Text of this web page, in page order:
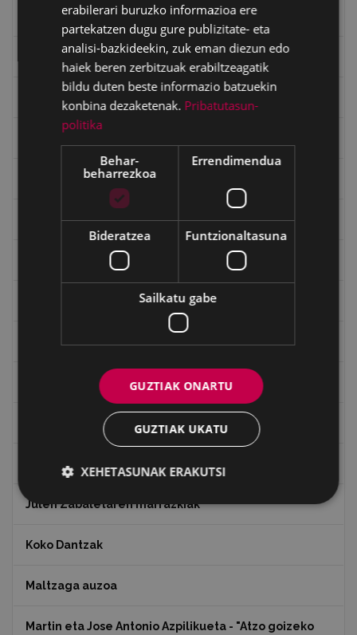
Eibarko mugarrien itzulia - Iparraldea
Eibartarren ahotan
Gerra Zibilaren Interpretazio Zentroa
Gerrako umeak
Ignazio Zuloagaren margolanak Eibarko dendetan
Indalecio Ojanguren, Gipuzkoako Foru Aldundia
Juan Antonio Palacios HARRIA
Julen Zabaletaren marrazkiak
Koko Dantzak
Maltzaga auzoa
Martin eta Jose Antonio Azpilikueta - "Atzo goizeko
erabilerari buruzko informazioa ere
partekatzen dugu gure publizitate- eta
analisi-bazkideekin, zuk eman diezun edo
haiek beren zerbitzuak erabiltzeagatik
bildu duten beste informazio batzuekin
konbina dezaketenak. Pribatutasun-
politika
Behar-
beharrezkoa
Errendimendua
Bideratzea Funtzionaltasuna
Sailkatu gabe
GUZTIAK ONARTU
GUZTIAK UKATU
XEHETASUNAK ERAKUTSI